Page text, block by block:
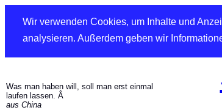
Wir verwenden Cookies, um Inhalte und
analysieren. Außerdem geben wir
Was man haben will, soll man erst einmal
laufen lassen. Â
aus China